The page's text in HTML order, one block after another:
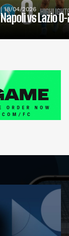
| 18/04/2026
Napoli vs Lazio